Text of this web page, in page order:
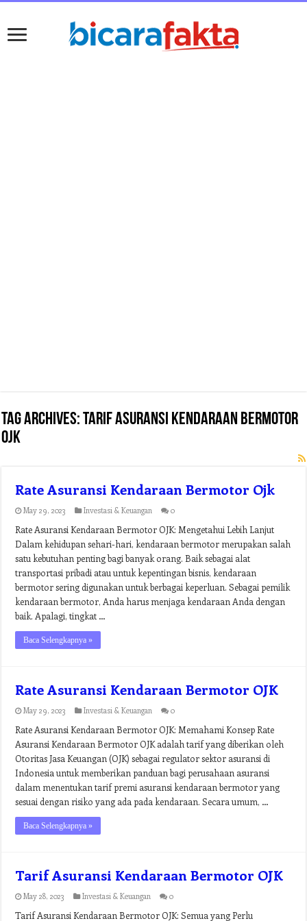
Tag Archives:tarif asuransi kendaraan bermotor
ojk
Rate Asuransi Kendaraan Bermotor Ojk
May 29, 2023 Investasi & Keuangan 0
Rate Asuransi Kendaraan Bermotor OJK: Mengetahui Lebih Lanjut
Dalam kehidupan sehari-hari, kendaraan bermotor merupakan salah
satu kebutuhan penting bagi banyak orang. Baik sebagai alat
transportasi pribadi atau untuk kepentingan bisnis, kendaraan
bermotor sering digunakan untuk berbagai keperluan. Sebagai pemilik
kendaraan bermotor, Anda harus menjaga kendaraan Anda dengan
baik. Apalagi, tingkat …
Baca Selengkapnya »
Rate Asuransi Kendaraan Bermotor OJK
May 29, 2023 Investasi & Keuangan 0
Rate Asuransi Kendaraan Bermotor OJK: Memahami Konsep Rate
Asuransi Kendaraan Bermotor OJK adalah tarif yang diberikan oleh
Otoritas Jasa Keuangan (OJK) sebagai regulator sektor asuransi di
Indonesia untuk memberikan panduan bagi perusahaan asuransi
dalam menentukan tarif premi asuransi kendaraan bermotor yang
sesuai dengan risiko yang ada pada kendaraan. Secara umum, …
Baca Selengkapnya »
Tarif Asuransi Kendaraan Bermotor OJK
May 28, 2023 Investasi & Keuangan 0
Tarif Asuransi Kendaraan Bermotor OJK: Semua yang Perlu